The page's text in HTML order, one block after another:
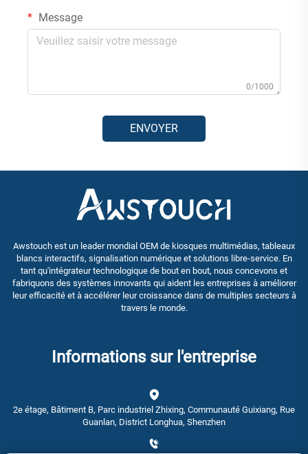
Message
0/1000
ENVOYER
Awstouch est un leader mondial OEM de kiosques multimédias, tableaux
blancs interactifs, signalisation numérique et solutions libre-service. En
tant qu'intégrateur technologique de bout en bout, nous concevons et
fabriquons des systèmes innovants qui aident les entreprises à améliorer
leur efficacité et à accélérer leur croissance dans de multiples secteurs à
travers le monde.
Informations sur l'entreprise
2e étage, Bâtiment B, Parc industriel Zhixing, Communauté Guixiang, Rue
Guanlan, District Longhua, Shenzhen